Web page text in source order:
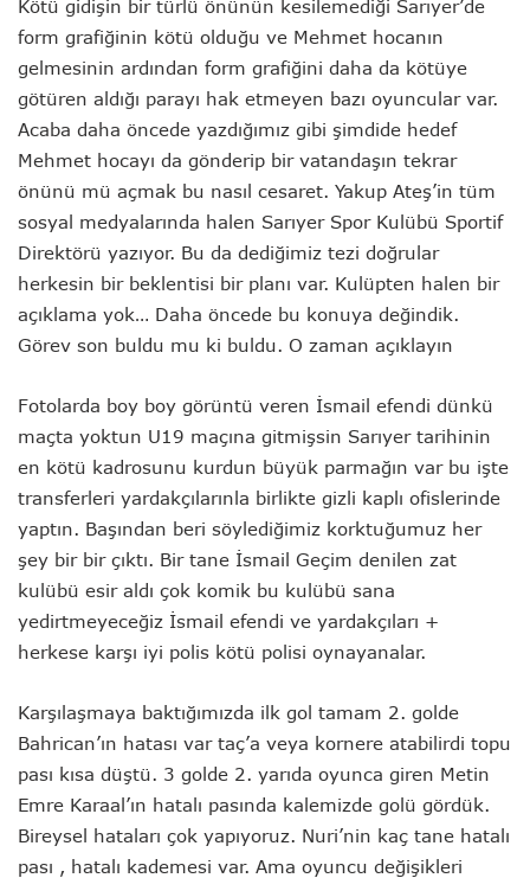
Kötü gidişin bir türlü önünün kesilemediği Sarıyer’de
form grafiğinin kötü olduğu ve Mehmet hocanın
gelmesinin ardından form grafiğini daha da kötüye
götüren aldığı parayı hak etmeyen bazı oyuncular var.
Acaba daha öncede yazdığımız gibi şimdide hedef
Mehmet hocayı da gönderip bir vatandaşın tekrar
önünü mü açmak bu nasıl cesaret. Yakup Ateş’in tüm
sosyal medyalarında halen Sarıyer Spor Kulübü Sportif
Direktörü yazıyor. Bu da dediğimiz tezi doğrular
herkesin bir beklentisi bir planı var. Kulüpten halen bir
açıklama yok… Daha öncede bu konuya değindik.
Görev son buldu mu ki buldu. O zaman açıklayın
Fotolarda boy boy görüntü veren İsmail efendi dünkü
maçta yoktun U19 maçına gitmişsin Sarıyer tarihinin
en kötü kadrosunu kurdun büyük parmağın var bu işte
transferleri yardakçılarınla birlikte gizli kaplı ofislerinde
yaptın. Başından beri söylediğimiz korktuğumuz her
şey bir bir çıktı. Bir tane İsmail Geçim denilen zat
kulübü esir aldı çok komik bu kulübü sana
yedirtmeyeceğiz İsmail efendi ve yardakçıları +
herkese karşı iyi polis kötü polisi oynayanalar.
Karşılaşmaya baktığımızda ilk gol tamam 2. golde
Bahrican’ın hatası var taç’a veya kornere atabilirdi topu
pası kısa düştü. 3 golde 2. yarıda oyunca giren Metin
Emre Karaal’ın hatalı pasında kalemizde golü gördük.
Bireysel hataları çok yapıyoruz. Nuri’nin kaç tane hatalı
pası , hatalı kademesi var. Ama oyuncu değişikleri